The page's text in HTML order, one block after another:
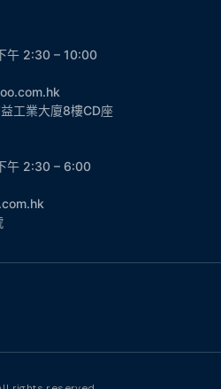
午 2:30 – 10:00
工業大廈8樓CD座
午 2:30 – 6:00